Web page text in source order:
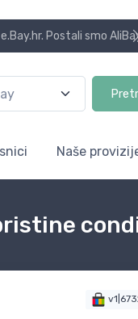
Postali smo AliBay!
Naše